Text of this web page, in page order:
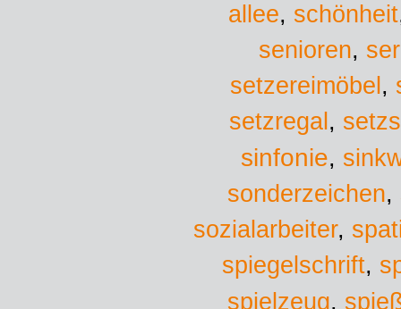
allee, schönheit
senioren,
setzereimöbel ,
setzregal ,
sinfonie,
sonderzeichen,
sozialarbeiter,
spiegelschrift,
spielzeug,